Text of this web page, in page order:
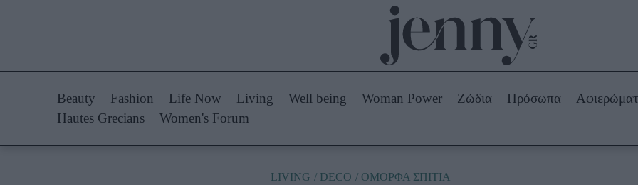
Styling Tips
Fashion News
Beauty -
Ομορφιά
Skincare
Μακιγιάζ
Beauty Fashion Life Now Living Well being Woman Power Ζώδια Πρόσωπα
Hautes Grecians
Women's Forum
LIVING DECO ΟΜΟΡΦΑ ΣΠΙΤΙΑ